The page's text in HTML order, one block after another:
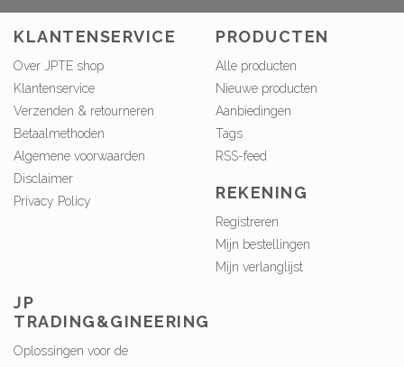
KLANTENSERVICE
Over JPTE shop
Klantenservice
Verzenden & retourneren
Betaalmethoden
Algemene voorwaarden
Disclaimer
Privacy Policy
PRODUCTEN
Alle producten
Nieuwe producten
Aanbiedingen
Tags
RSS-feed
REKENING
Registreren
Mijn bestellingen
Mijn verlanglijst
JP
TRADING&GINEERING
Oplossingen voor de